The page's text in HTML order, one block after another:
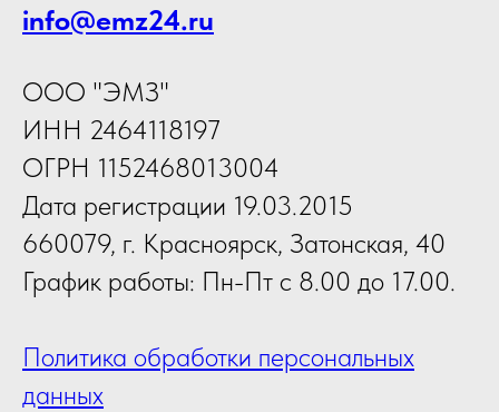
info@emz24.ru
ООО "ЭМЗ"
ИНН 2464118197
ОГРН 1152468013004
Дата регистрации 19.03.2015
660079, г. Красноярск, Затонская, 40
График работы: Пн-Пт с 8.00 до 17.00.
Политика обработки персональных
данных